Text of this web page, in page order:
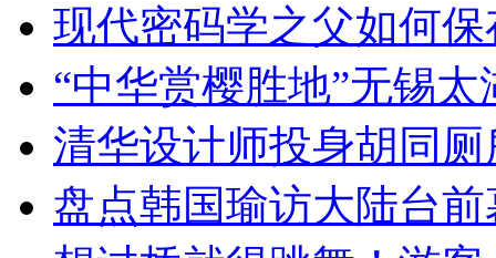
现代密码学之父如何
“中华赏樱胜地”无锡
清华设计师投身胡同
盘点韩国瑜访大陆台